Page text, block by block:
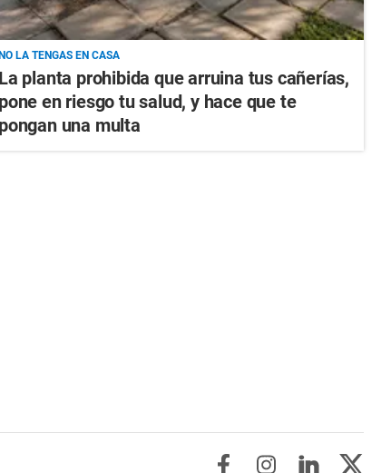
LA TENGAS EN CASA
La planta prohibida que arruina tus cañerías,
pone en riesgo tu salud, y hace que te
pongan una multa